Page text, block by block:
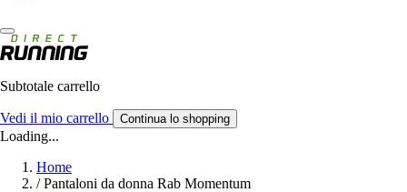
Subtotale carrello
Vedi il mio carrello Continua lo shopping
Loading...
Home
/ Pantaloni da donna Rab Momentum